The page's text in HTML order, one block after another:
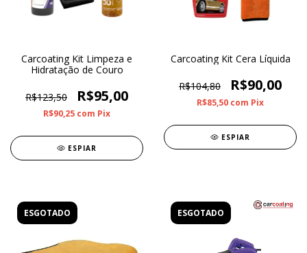
Carcoating Kit Limpeza e
Hidratação de Couro
R$123,50 R$95,00
R$90,25 com Pix
ESPIAR
Carcoating Kit Cera Líquida
R$104,80 R$90,00
R$85,50 com Pix
ESPIAR
ESGOTADO ESGOTADO